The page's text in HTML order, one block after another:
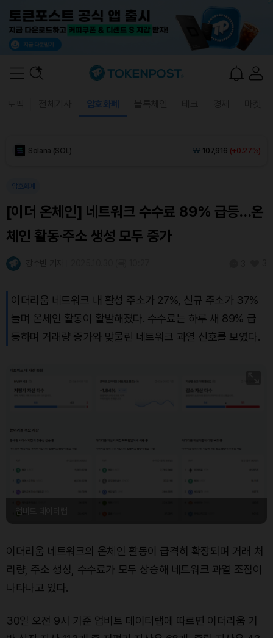
암호화폐
Tether USDt (USDT) ₩1,408 (0.00%)
Solana (SOL) ₩ 107,916 (+0.27%)
TRON (TRX)
Hyperliquid (HYPE) ₩76,869(-0.08%)
Dogecoin (DOGE)
암호화폐
[이더 온체인] 네트워크 수수료 89% 급등…온
체인 활동·주소 생성 모두 증가
이더리움 네트워크 내 활성 주소가 27%, 신규 주소가 37%
늘며 온체인 활동이 활발해졌다. 수수료는 하루 새 89% 급
등하며 거래량 증가와 맞물린 네트워크 과열 신호를 보였다.
업비트 데이터랩
이더리움 네트워크의 온체인 활동이 급격히 확장되며 거래 처
리량, 주소 생성, 수수료가 모두 상승해 네트워크 과열 조짐이
나타나고 있다.
30일 오전 9시 기준 업비트 데이터랩에 따르면 이더리움 기